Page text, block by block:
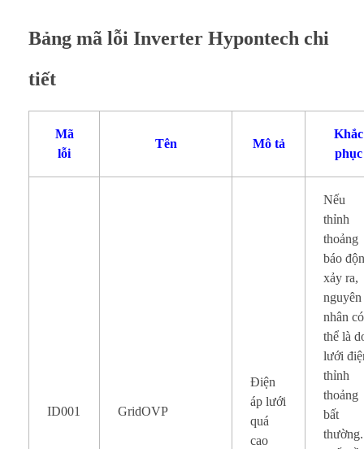
Bảng mã lỗi Inverter Hypontech chi
tiết
Mã
lỗi
Tên Mô tả
Khắc
phục
ID001 GridOVP
Điện
áp lưới
quá
cao
Nếu
thỉnh
thoảng
báo
xảy ra,
nguyên
nhân có
thể là
lưới
thỉnh
thoảng
bất
thường.